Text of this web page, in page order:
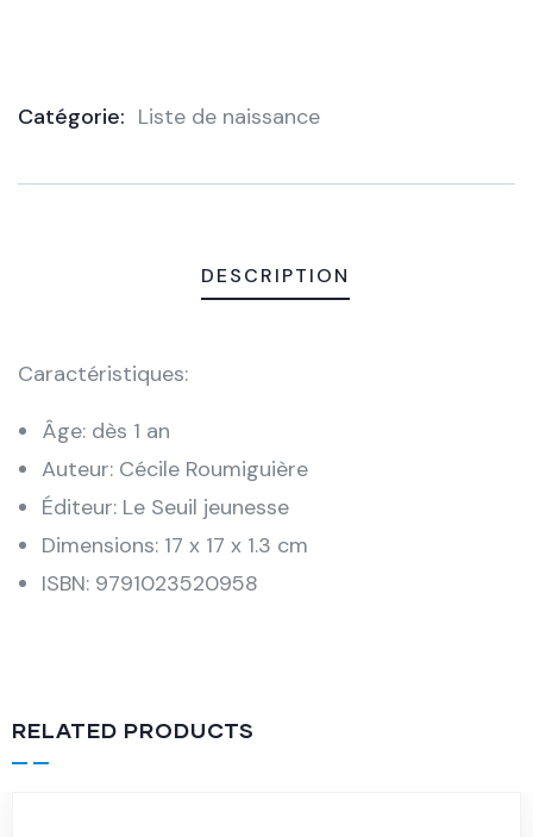
Catégorie: Liste de naissance
DESCRIPTION
Caractéristiques:
Âge: dès 1 an
Auteur: Cécile Roumiguière
Éditeur: Le Seuil jeunesse
Dimensions: 17 x 17 x 1.3 cm
ISBN: 9791023520958
RELATED PRODUCTS